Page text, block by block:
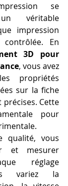
se
véritable
impression
En
3D pour
, vous avez
propriétés
sur la fiche
Cette
pour
qualité, vous
et mesurer
réglage
variez la